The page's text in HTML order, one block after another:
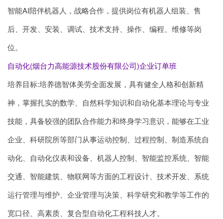
智能AI陪伴机器人，战略合作，提供岗位有机器人组装、售
后、开发、安装、调试、技术支持、操作、编程、维修等岗
位。
自动化(烟台力高能源技术股份有限公司)企业订单班
培养目标:培养德智体美劳全面发展，具有健全人格和创新精
神，掌握扎实的数学、自然科学知识和自动化基本理论与专业
技能，具备较强的团队合作能力和终身学习意识，能够在工业
企业、科研院所等部门从事运动控制、过程控制、制造系统自
动化、自动化仪表和设备、机器人控制、智能监控系统、智能
交通、智能建筑、物联网等方面的工程设计、技术开发、系统
运行管理与维护、企业管理与决策、科学研究和教学等工作的
宽口径、高素质、复合型自动化工程科技人才。